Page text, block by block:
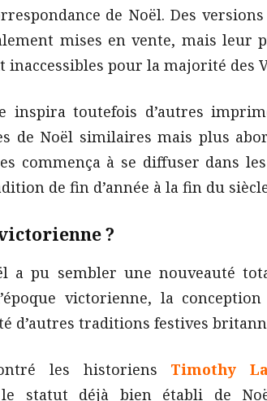
de Noël. Des
mises en vente, mais leur
inaccessibles pour la majorité des
inspira toutefois d’autres
de Noël similaires mais plus
commença à se diffuser dans
de fin d’année à la fin du
?
a pu sembler une nouveauté
victorienne, la
d’autres traditions festives
les historiens Timothy
statut déjà bien établi de